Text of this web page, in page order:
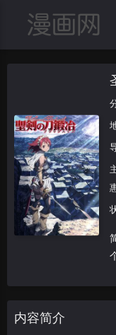
内容简介